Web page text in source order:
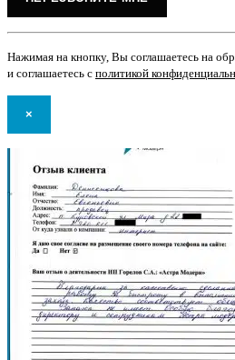
Нажимая на кнопку, Вы соглашаетесь на
и соглашаетесь с политикой
×